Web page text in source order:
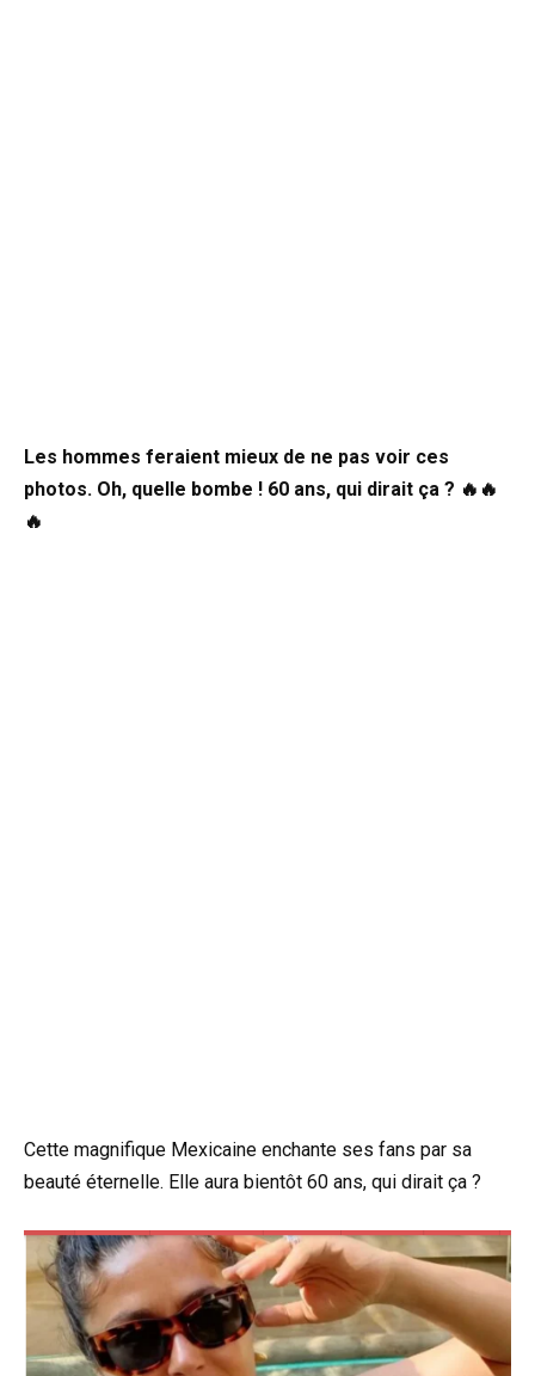
Les hommes feraient mieux de ne pas voir ces
photos. Oh, quelle bombe ! 60 ans, qui dirait ça ? 🔥🔥
🔥
Cette magnifique Mexicaine enchante ses fans par sa
beauté éternelle. Elle aura bientôt 60 ans, qui dirait ça ?